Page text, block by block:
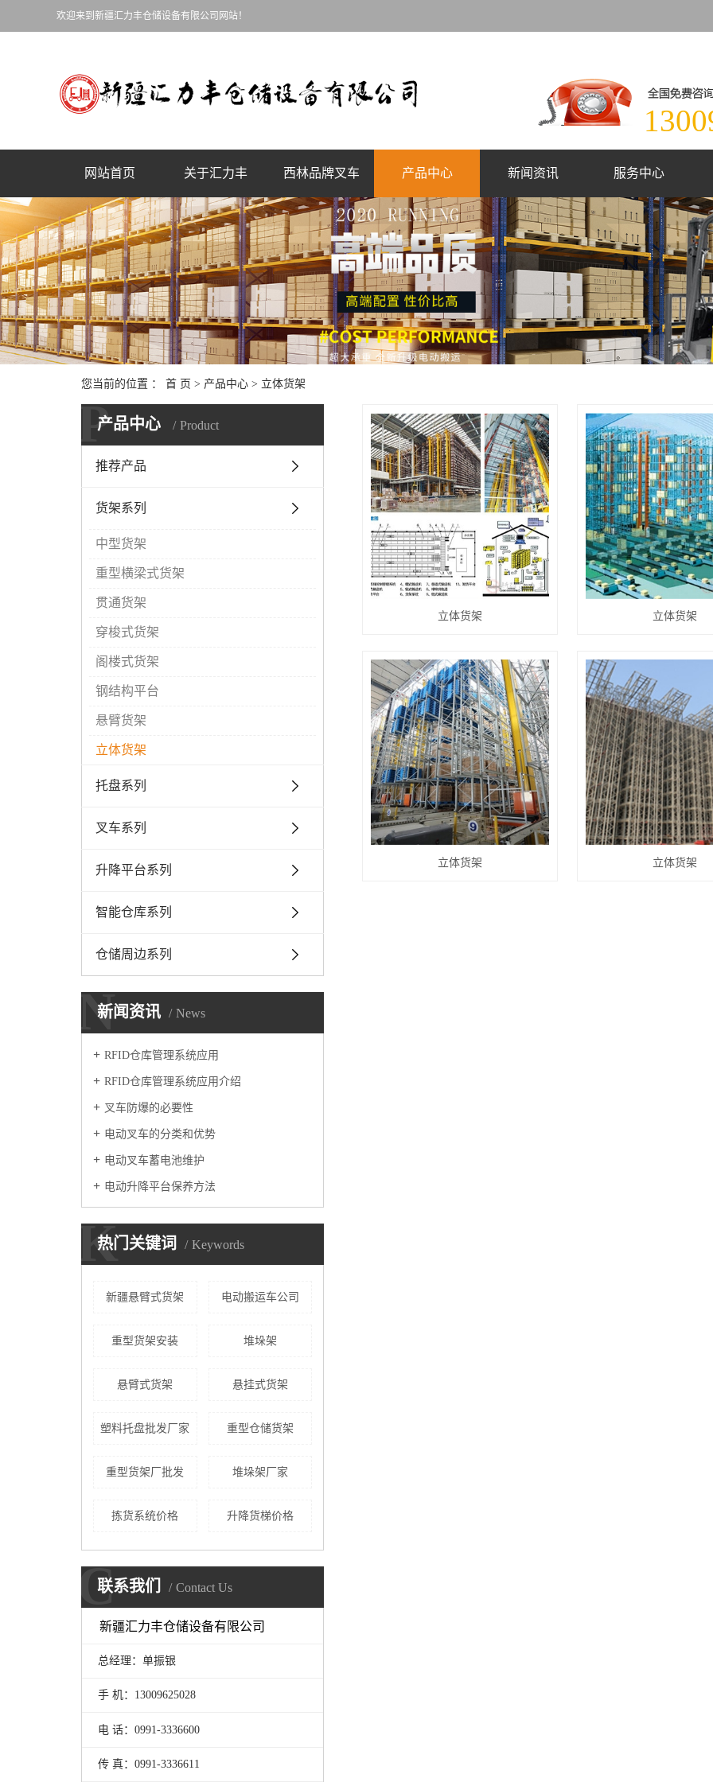
欢迎来到新疆汇力丰仓储设备有限公司网站！
网站首页 关于汇力丰 西林品牌叉车 产品中心 新闻资讯 服务中心
您当前的位置 ： 首 页 > 产品中心 > 立体货架
产品中心 Product
P
推荐产品
货架系列
中型货架
重型横梁式货架
贯通货架
穿梭式货架
阁楼式货架
钢结构平台
悬臂货架
立体货架
托盘系列
叉车系列
升降平台系列
智能仓库系列
仓储周边系列
新闻资讯 News
N
RFID仓库管理系统应用
RFID仓库管理系统应用介绍
叉车防爆的必要性
电动叉车的分类和优势
电动叉车蓄电池维护
电动升降平台保养方法
热门关键词 Keywords
K
新疆悬臂式货架 电动搬运车公司
重型货架安装 堆垛架
悬臂式货架 悬挂式货架
塑料托盘批发厂家 重型仓储货架
重型货架厂批发 堆垛架厂家
拣货系统价格 升降货梯价格
联系我们 Contact Us
C
新疆汇力丰仓储设备有限公司
总经理：单振银
手 机：13009625028
电 话：0991-3336600
传 真：0991-3336611
立体货架 立体货架
立体货架 立体货架